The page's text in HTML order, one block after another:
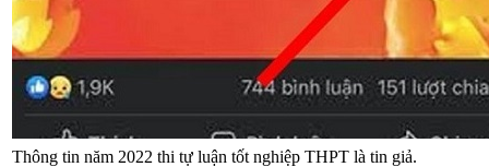
Thông tin năm 2022 thi tự luận tốt nghiệp THPT là tin giả.